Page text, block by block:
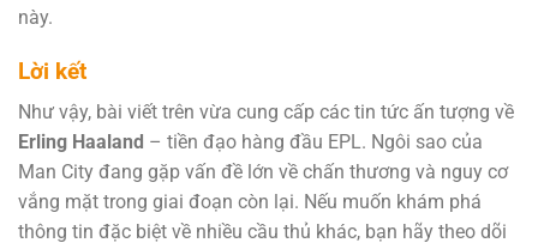
này.
Lời kết
Như vậy, bài viết trên vừa cung cấp các tin tức ấn tượng về
Erling Haaland – tiền đạo hàng đầu EPL. Ngôi sao của
Man City đang gặp vấn đề lớn về chấn thương và nguy cơ
vắng mặt trong giai đoạn còn lại. Nếu muốn khám phá
thông tin đặc biệt về nhiều cầu thủ khác, bạn hãy theo dõi